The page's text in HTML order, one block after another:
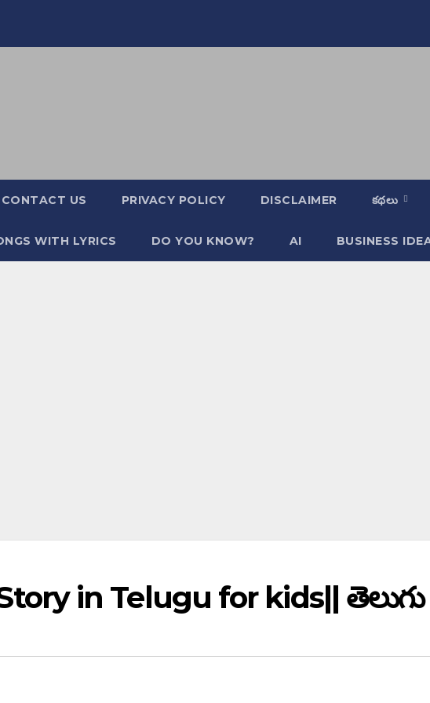
CONTACT US PRIVACY POLICY DISCLAIMER కథలు
WITH LYRICS DO YOU KNOW? AI BUSINESS
in Telugu for kids||